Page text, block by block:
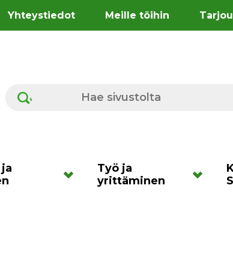
Yhteystiedot Meille töihin
Hae sivustolta
Työ ja
yrittäminen